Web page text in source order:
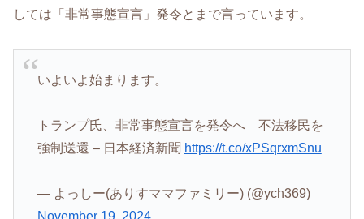
しては「非常事態宣言」発令とまで言っています。
いよいよ始まります。
トランプ氏、非常事態宣言を発令へ 不法移民を
強制送還 – 日本経済新聞 https://t.co/xPSqrxmSnu
— よっしー(ありすママファミリー) (@ych369)